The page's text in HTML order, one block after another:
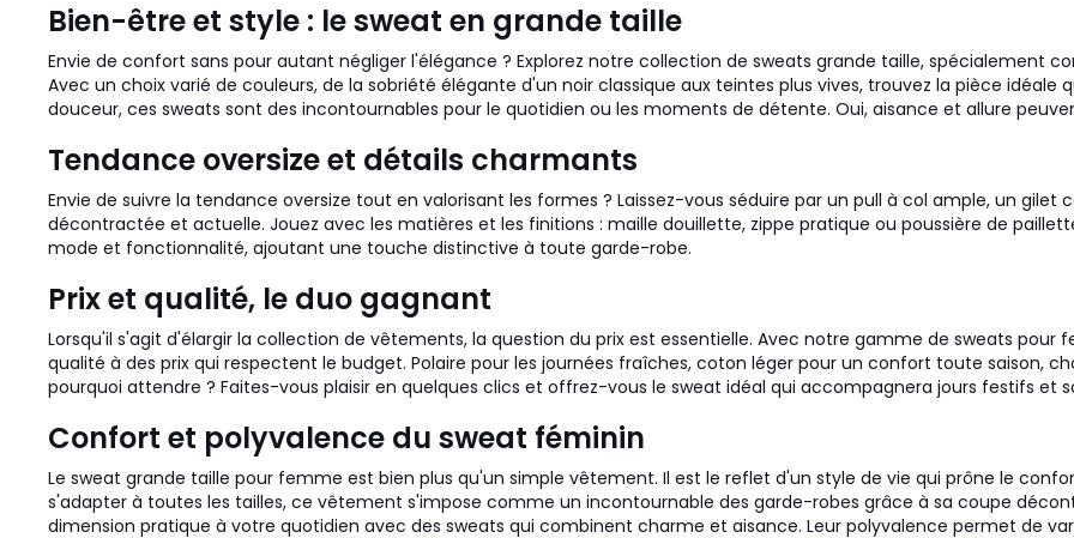
Bien-être et style : le sweat en grande taille
Envie de confort sans pour autant négliger l'élégance ? Explorez notre collection de sweats grande taille, spécialement
Avec un choix varié de couleurs, de la sobriété élégante d'un noir classique aux teintes plus vives, trouvez la pièce
douceur, ces sweats sont des incontournables pour le quotidien ou les moments de détente. Oui, aisance et allure
Tendance oversize et détails charmants
Envie de suivre la tendance oversize tout en valorisant les formes ? Laissez-vous séduire par un pull à col ample, un
décontractée et actuelle. Jouez avec les matières et les finitions : maille douillette, zippe pratique ou poussière de
mode et fonctionnalité, ajoutant une touche distinctive à toute garde-robe.
Prix et qualité, le duo gagnant
Lorsqu'il s'agit d'élargir la collection de vêtements, la question du prix est essentielle. Avec notre gamme de sweats
qualité à des prix qui respectent le budget. Polaire pour les journées fraîches, coton léger pour un confort toute saison,
pourquoi attendre ? Faites-vous plaisir en quelques clics et offrez-vous le sweat idéal qui accompagnera jours festifs et
Confort et polyvalence du sweat féminin
Le sweat grande taille pour femme est bien plus qu'un simple vêtement. Il est le reflet d'un style de vie qui prône le
s'adapter à toutes les tailles, ce vêtement s'impose comme un incontournable des garde-robes grâce à sa coupe
dimension pratique à votre quotidien avec des sweats qui combinent charme et aisance. Leur polyvalence permet de